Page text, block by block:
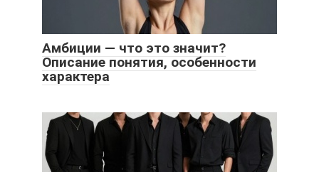
Амбиции — что это значит?
Описание понятия, особенности
характера